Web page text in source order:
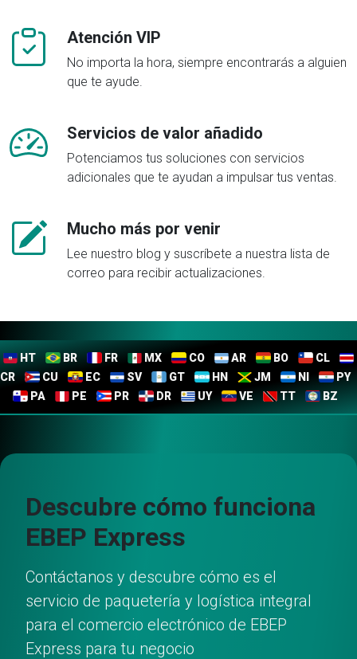
Atención VIP
No importa la hora, siempre encontrarás a alguien
que te ayude.
Servicios de valor añadido
Potenciamos tus soluciones con servicios
adicionales que te ayudan a impulsar tus ventas.
Mucho más por venir
Lee nuestro blog y suscríbete a nuestra lista de
correo para recibir actualizaciones.
HT BR FR MX CO AR BO
CL
CR
CU EC SV GT HN JM NI
PY
PA
PE PR DR UY VE TT BZ
Descubre cómo funciona
EBEP Express
Contáctanos y descubre cómo es el
servicio de paquetería y logística integral
para el comercio electrónico de EBEP
Express para tu negocio